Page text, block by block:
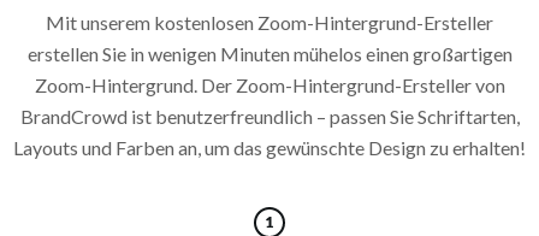
Mit unserem kostenlosen Zoom-Hintergrund-Ersteller
erstellen Sie in wenigen Minuten mühelos einen großartigen
Zoom-Hintergrund. Der Zoom-Hintergrund-Ersteller von
BrandCrowd ist benutzerfreundlich – passen Sie Schriftarten,
Layouts und Farben an, um das gewünschte Design zu erhalten!